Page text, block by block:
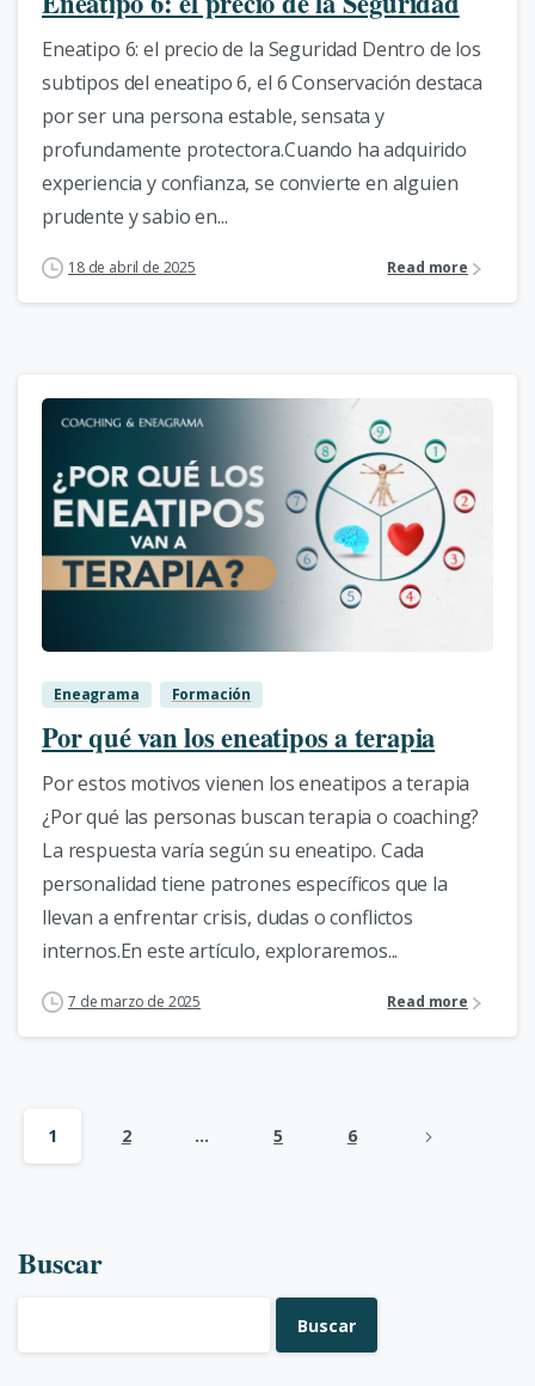
Eneatipo 6: el precio de la Seguridad Dentro de los
subtipos del eneatipo 6, el 6 Conservación destaca
por ser una persona estable, sensata y
profundamente protectora.Cuando ha adquirido
experiencia y confianza, se convierte en alguien
prudente y sabio en...
18 de abril de 2025 Read more
Eneagrama Formación
Por qué van los eneatipos a terapia
Por estos motivos vienen los eneatipos a terapia
¿Por qué las personas buscan terapia o coaching?
La respuesta varía según su eneatipo. Cada
personalidad tiene patrones específicos que la
llevan a enfrentar crisis, dudas o conflictos
internos.En este artículo, exploraremos...
7 de marzo de 2025 Read more
1 2 … 5 6
Buscar
Buscar